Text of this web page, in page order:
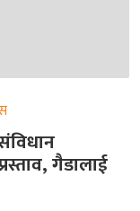
गैडालाई